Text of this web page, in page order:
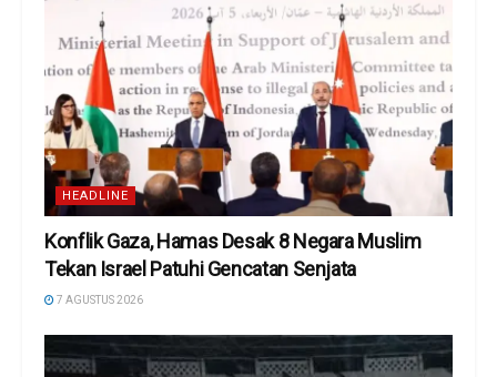
HEADLINE
Konflik Gaza, Hamas Desak 8 Negara Muslim
Tekan Israel Patuhi Gencatan Senjata
7 AGUSTUS 2026